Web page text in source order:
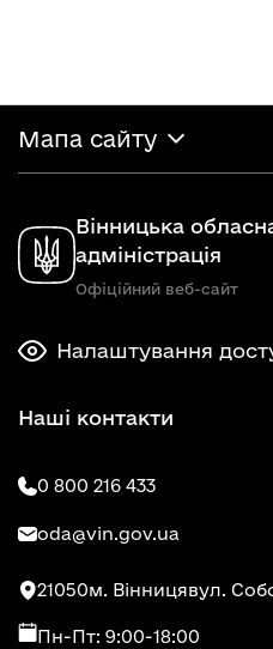
Мапа сайту
Вінницька
адміністрація
Офіційний веб-сайт
Налаштування
Наші контакти
0 800 216 433
oda@vin.gov.ua
21050м. Вінницявул.
Пн-Пт: 9:00-18:00